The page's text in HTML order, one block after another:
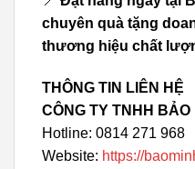
chuyên quà tặng
thương hiệu chất
THÔNG TIN LIÊN HỆ
CÔNG TY TNHH BẢO
Hotline: 0814 271 968
Website: https://